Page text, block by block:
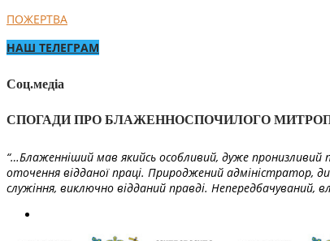
ПОЖЕРТВА
НАШ ТЕЛЕГРАМ
Соц.медіа
СПОГАДИ ПРО БЛАЖЕННОСПОЧИЛОГО
“…Блаженніший мав якийсь особливий, дуже пронизливий
оточення відданої праці. Природжений адміністратор,
служіння, виключно відданий правді. Непередбачуваний,